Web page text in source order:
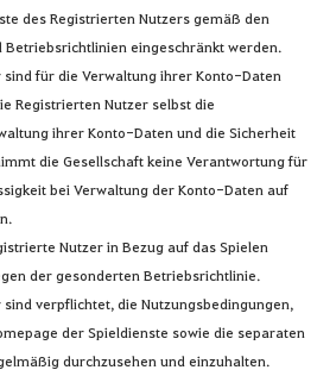
des Registrierten Nutzers gemäß den
Betriebsrichtlinien eingeschränkt werden.
für die Verwaltung ihrer Konto-Daten
Registrierten Nutzer selbst die
ihrer Konto-Daten und die Sicherheit
die Gesellschaft keine Verantwortung für
bei Verwaltung der Konto-Daten auf
Nutzer in Bezug auf das Spielen
der gesonderten Betriebsrichtlinie.
verpflichtet, die Nutzungsbedingungen,
der Spieldienste sowie die separaten
durchzusehen und einzuhalten.